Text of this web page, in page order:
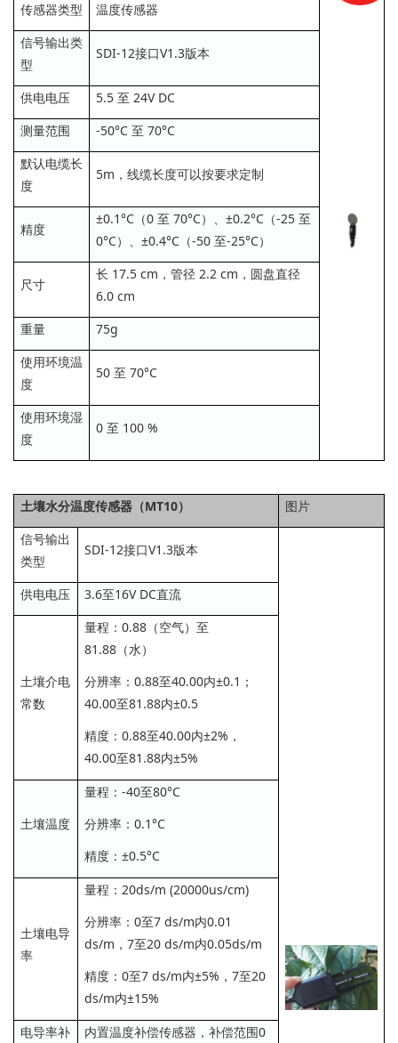
传感器类型
温度传感器
信号输出类
型
SDI-12接口V1.3版本
供电电压
5.5 至 24V DC
测量范围
-50°C 至 70°C
默认电缆长
度
5m，线缆长度可以按要求定制
精度
±0.1°C（0 至 70°C）、±0.2°C（-25 至
0°C）、±0.4°C（-50 至-25°C）
尺寸
长 17.5 cm，管径 2.2 cm，圆盘直径
6.0 cm
重量
75g
使用环境温
度
50 至 70°C
使用环境湿
度
0 至 100 %
土壤水分温度传感器（MT10）
图片
信号输出
类型
SDI-12接口V1.3版本
供电电压 3.6至16V DC直流
土壤介电
常数
量程：0.88（空气）至
81.88（水）
分辨率：0.88至40.00内±0.1；
40.00至81.88内±0.5
精度：0.88至40.00内±2%，
40.00至81.88内±5%
土壤温度
量程：-40至80°C
分辨率：0.1°C
精度：±0.5°C
土壤电导
率
量程：20ds/m (20000us/cm)
分辨率：0至7 ds/m内0.01
ds/m，7至20 ds/m内0.05ds/m
精度：0至7 ds/m内±5%，7至20
ds/m内±15%
电导率补
内置温度补偿传感器，补偿范围0